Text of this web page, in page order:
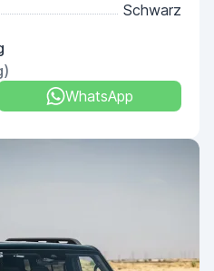
Schwarz
WhatsApp